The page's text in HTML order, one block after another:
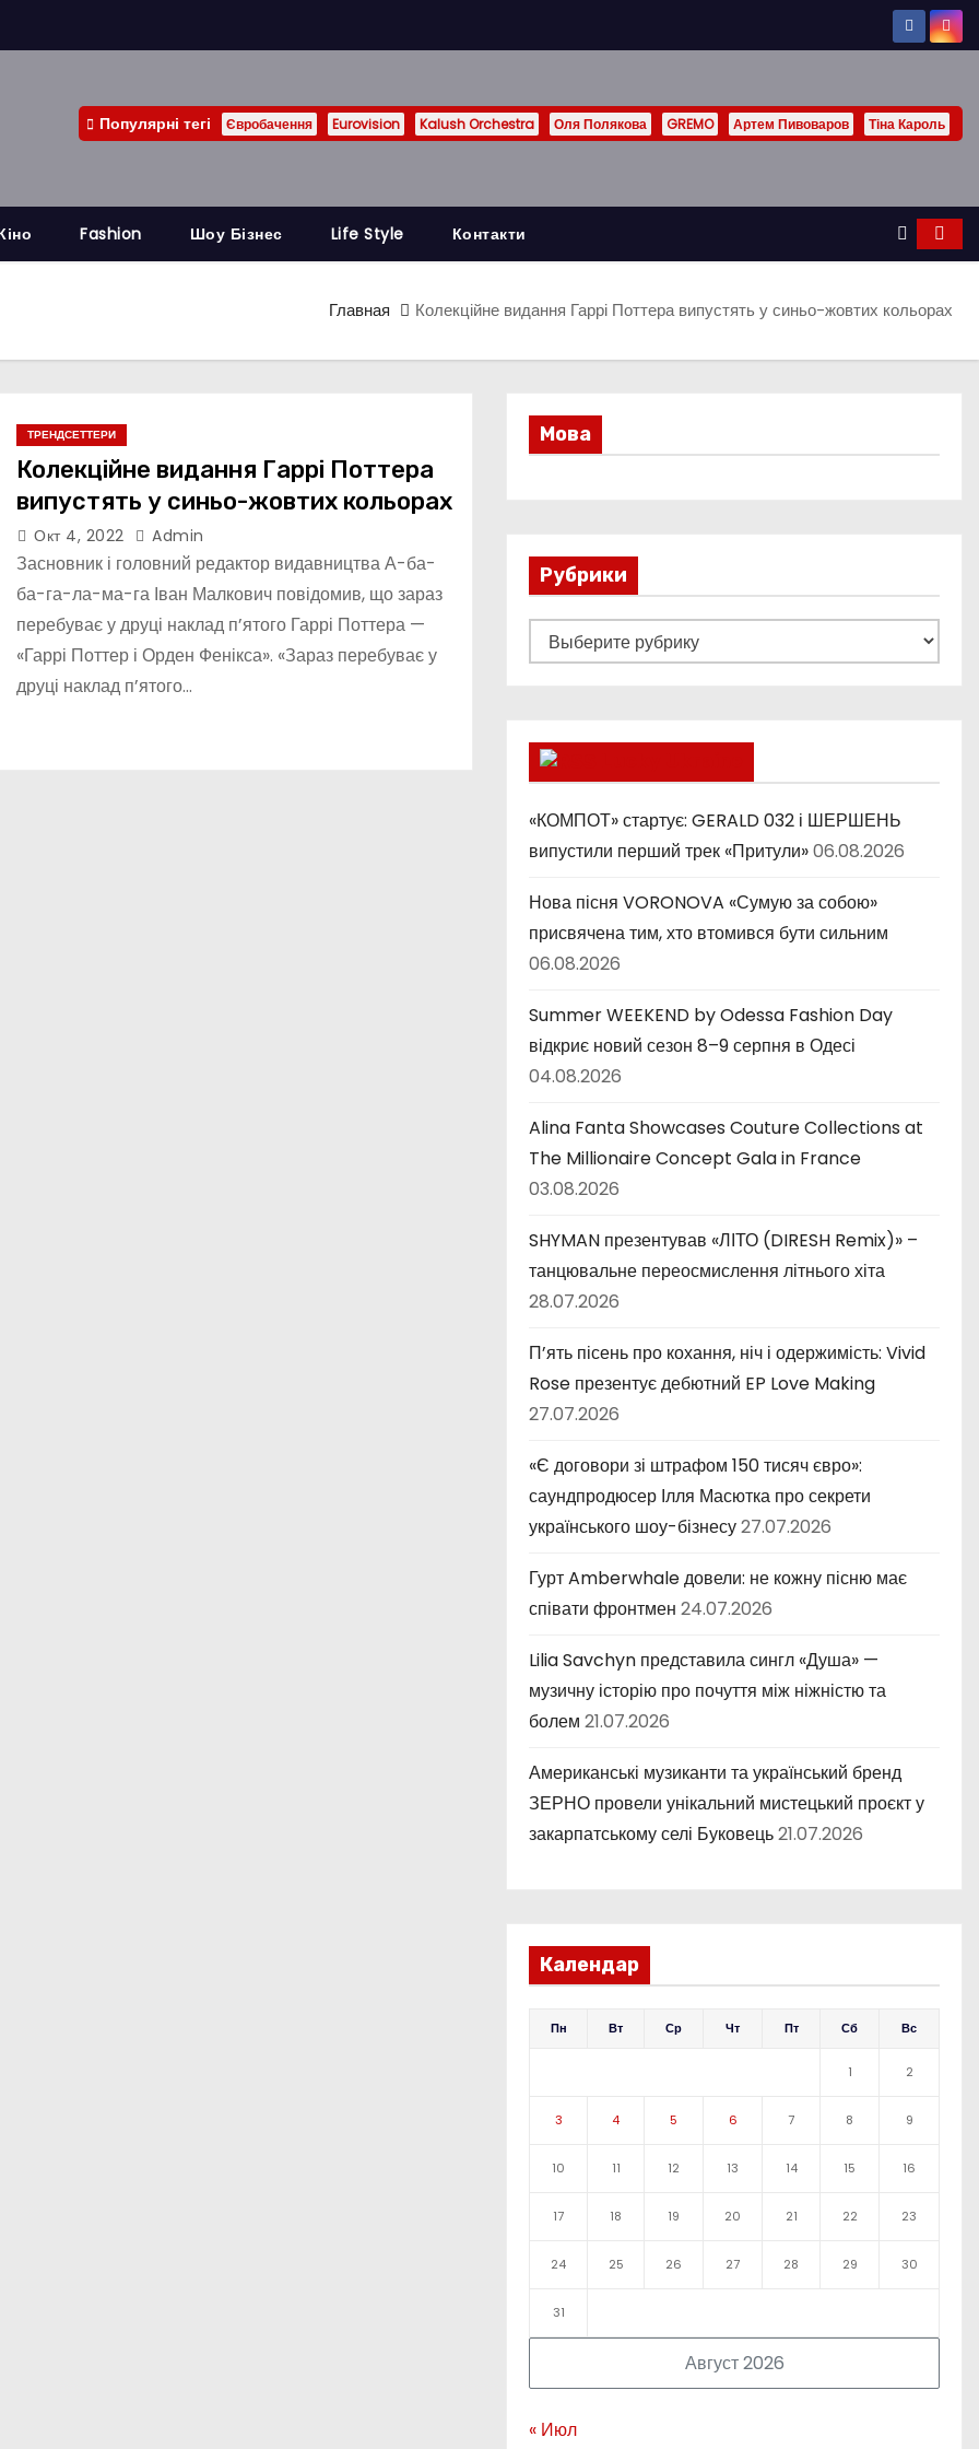
Популярні тегі Євробачення Eurovision Kalush Orchestra Оля Полякова GREMO Артем Пивоваров Тіна Кароль
Fashion Шоу Бізнес Life Style Контакти
Главная Колекційне видання Гаррі Поттера випустять у синьо-жовтих кольорах
ТРЕНДСЕТТЕРИ
Колекційне видання Гаррі Поттера
випустять у синьо-жовтих кольорах
Окт 4, 2022 Admin
Засновник і головний редактор видавництва А-ба-
ба-га-ла-ма-га Іван Малкович повідомив, що зараз
перебуває у друці наклад п’ятого Гаррі Поттера —
«Гаррі Поттер і Орден Фенікса». «Зараз перебуває у
друці наклад п’ятого…
Мова
Рубрики
у
к
и
«КОМПОТ» стартує: GERALD 032 і ШЕРШЕНЬ
випустили перший трек «Притули»06.08.2026
Нова пісня VORONOVA «Сумую за собою»
присвячена тим, хто втомився бути сильним
06.08.2026
Summer WEEKEND by Odessa Fashion Day
відкриє новий сезон 8–9 серпня в Одесі
04.08.2026
Alina Fanta Showcases Couture Collections at
The Millionaire Concept Gala in France
03.08.2026
SHYMAN презентував «ЛІТО (DIRESH Remix)» –
танцювальне переосмислення літнього хіта
28.07.2026
П’ять пісень про кохання, ніч і одержимість: Vivid
Rose презентує дебютний EP Love Making
27.07.2026
«Є договори зі штрафом 150 тисяч євро»:
саундпродюсер Ілля Масютка про секрети
українського шоу-бізнесу27.07.2026
Гурт Amberwhale довели: не кожну пісню має
співати фронтмен 24.07.2026
Lilia Savchyn представила сингл «Душа» —
музичну історію про почуття між ніжністю та
болем 21.07.2026
Американські музиканти та український бренд
ЗЕРНО провели унікальний мистецький проєкт у
закарпатському селі Буковець21.07.2026
Календар
Август 2026
Пн Вт Ср Чт Пт Сб Вс
1 2
3 4 5 6 7 8 9
10 11 12 13 14 15 16
17 18 19 20 21 22 23
24 25 26 27 28 29 30
31
« Июл